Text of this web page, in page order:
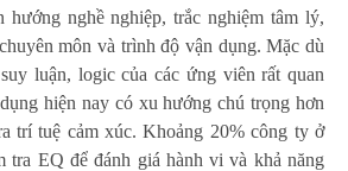
hướng nghề nghiệp, trắc nghiệm tâm lý,
môn và trình độ vận dụng. Mặc dù
luận, logic của các ứng viên rất quan
hiện nay có xu hướng chú trọng hơn
trí tuệ cảm xúc. Khoảng 20% công ty ở
tra EQ để đánh giá hành vi và khả năng